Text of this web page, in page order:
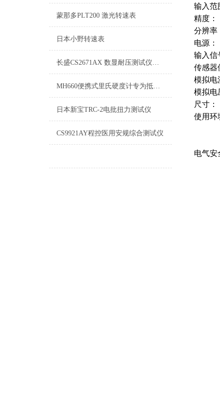
蒙那多PLT200 激光转速表
日本小野转速表
长盛CS2671AX 数显耐压测试仪，替代老款2671A
MH660便携式里氏硬度计专为抵御恶劣现场环境中的油污、粉尘而设计
日本新宝TRC-2电批扭力测试仪
CS9921AY程控医用安规综合测试仪
输入
精度
分辨
电源
输入
传感
模拟电
模拟电
尺寸
使用
电气